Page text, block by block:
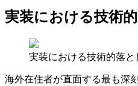
実装における技術
実装における技術的落
海外在住者が直面する最も深